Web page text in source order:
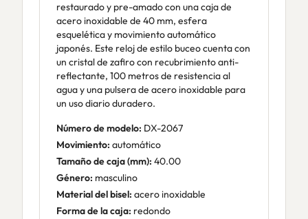
restaurado y pre-amado con una caja de
acero inoxidable de 40 mm, esfera
esquelética y movimiento automático
japonés. Este reloj de estilo buceo cuenta con
un cristal de zafiro con recubrimiento anti-
reflectante, 100 metros de resistencia al
agua y una pulsera de acero inoxidable para
un uso diario duradero.
Número de modelo: DX-2067
Movimiento: automático
Tamaño de caja (mm): 40.00
Género: masculino
Material del bisel: acero inoxidable
Forma de la caja: redondo